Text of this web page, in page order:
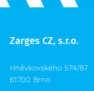
Zarges CZ, s.r.o.
Hněvkovského 574/87
61700 Brno